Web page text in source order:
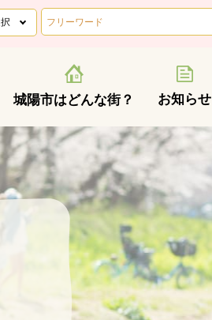
城陽市はどんな街？ お知らせ